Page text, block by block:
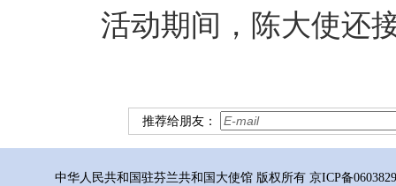
活动期间，陈大使还接
推荐给朋友：
中华人民共和国驻芬兰共和国大使馆 版权所有 京ICP备